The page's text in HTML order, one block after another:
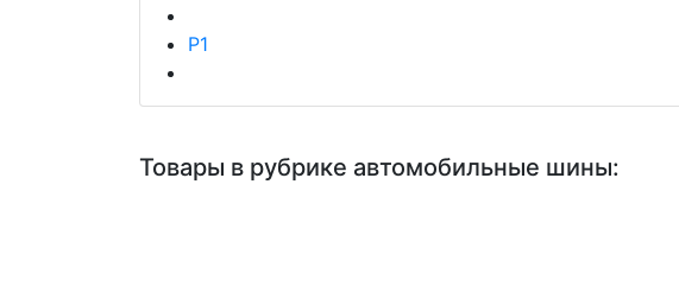
P1
Товары в рубрике автомобильные шины: